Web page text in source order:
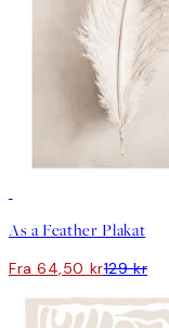
As a Feather Plakat
Fra 64,50 kr129 kr